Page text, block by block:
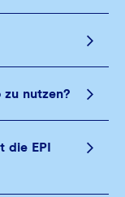
nutzen?
die EPI